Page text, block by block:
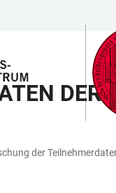
DER T
der